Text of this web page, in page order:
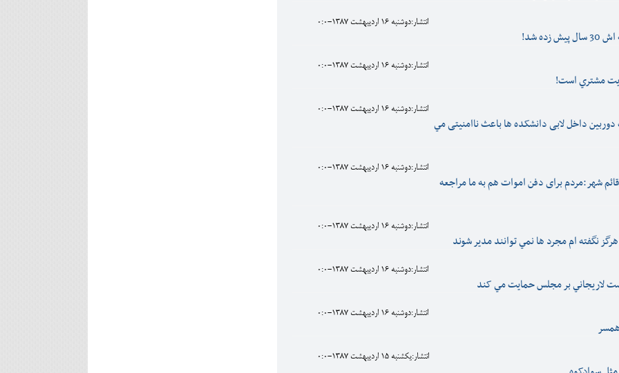
انتشار:دوشنبه 16 ارديبهشت 1387-0:0
شد!
انتشار:دوشنبه 16 ارديبهشت 1387-0:0
مشتري است!
انتشار:دوشنبه 16 ارديبهشت 1387-0:0
داخل لابی دانشکده ها باعث ناامنیتی مي
انتشار:دوشنبه 16 ارديبهشت 1387-0:0
شهر:مردم برای دفن اموات هم به ما مراجعه
انتشار:دوشنبه 16 ارديبهشت 1387-0:0
نگفته ام مجرد ها نمي توانند مدير شوند
انتشار:دوشنبه 16 ارديبهشت 1387-0:0
لاريجاني بر مجلس حمايت مي کند
انتشار:دوشنبه 16 ارديبهشت 1387-0:0
انتشار:يکشنبه 15 ارديبهشت 1387-0:0